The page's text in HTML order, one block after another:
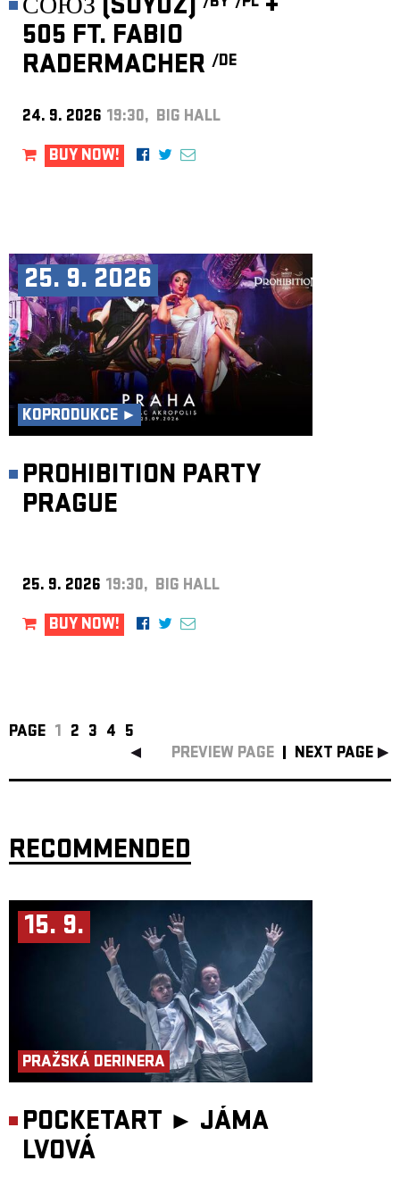
СОЮЗ (SOYUZ)
+
505 FT. FABIO
RADERMACHER /DE
24. 9. 2026 19:30, BIG HALL
BUY NOW!
25. 9. 2026
KOPRODUKCE ►
PROHIBITION PARTY
PRAGUE
25. 9. 2026 19:30, BIG HALL
BUY NOW!
PAGE 1 2 3 4 5
PREVIEW PAGE
NEXT PAGE
RECOMMENDED
15. 9.
PRAŽSKÁ DERINERA
POCKETART ► JÁMA
LVOVÁ